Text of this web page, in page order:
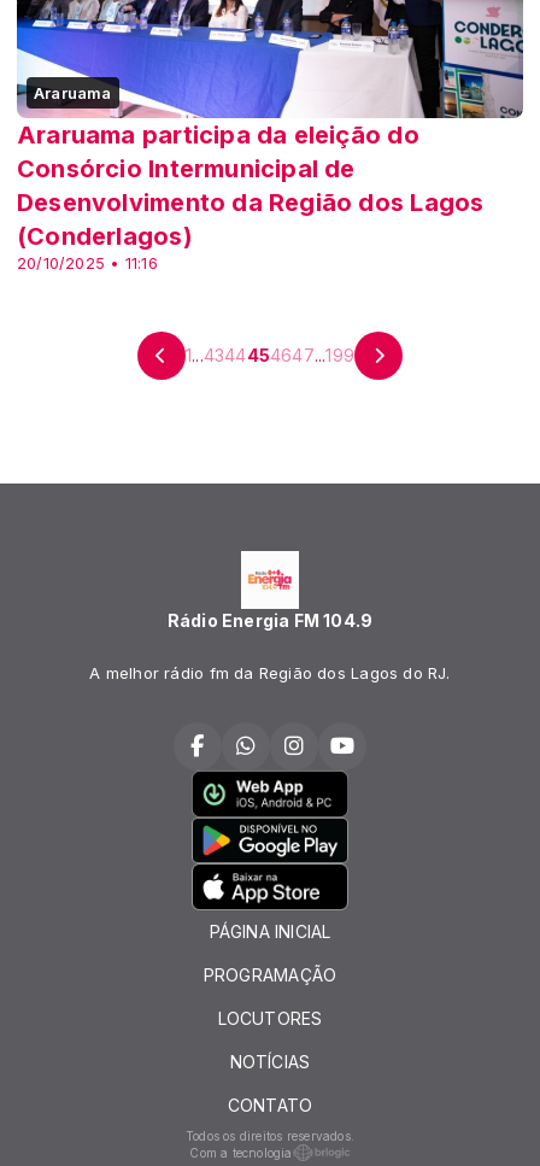
Araruama
20/10/2025 • 11:16
Araruama participa da eleição do
Consórcio Intermunicipal de
Desenvolvimento da Região dos Lagos
(Conderlagos)
1...4344454647...199
Rádio Energia FM 104.9
A melhor rádio fm da Região dos Lagos do RJ.
PÁGINA INICIAL
PROGRAMAÇÃO
LOCUTORES
NOTÍCIAS
CONTATO
Todos os direitos reservados.
Com a tecnologia